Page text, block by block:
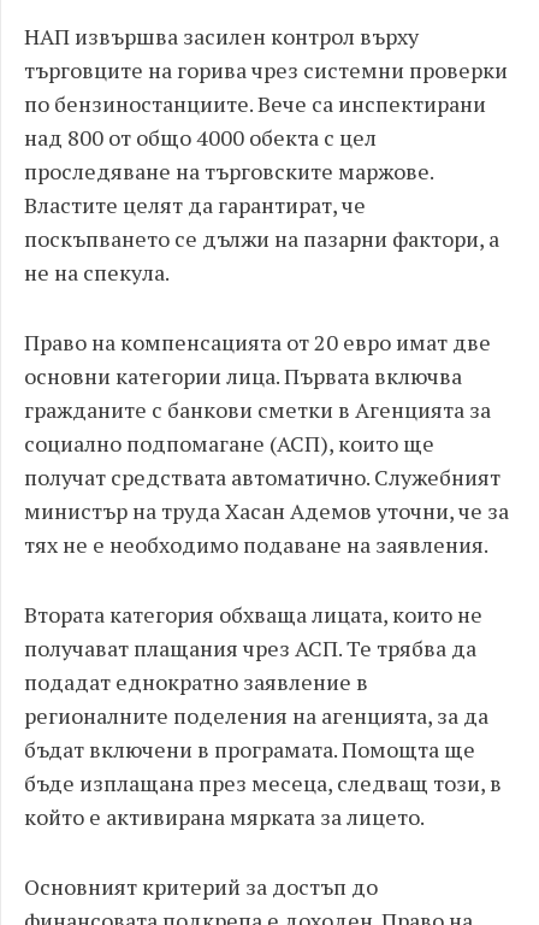
НАП извършва засилен контрол върху
търговците на горива чрез системни проверки
по бензиностанциите. Вече са инспектирани
над 800 от общо 4000 обекта с цел
проследяване на търговските маржове.
Властите целят да гарантират, че
поскъпването се дължи на пазарни фактори, а
не на спекула.
Право на компенсацията от 20 евро имат две
основни категории лица. Първата включва
гражданите с банкови сметки в Агенцията за
социално подпомагане (АСП), които ще
получат средствата автоматично. Служебният
министър на труда Хасан Адемов уточни, че за
тях не е необходимо подаване на заявления.
Втората категория обхваща лицата, които не
получават плащания чрез АСП. Те трябва да
подадат еднократно заявление в
регионалните поделения на агенцията, за да
бъдат включени в програмата. Помощта ще
бъде изплащана през месеца, следващ този, в
който е активирана мярката за лицето.
Основният критерий за достъп до